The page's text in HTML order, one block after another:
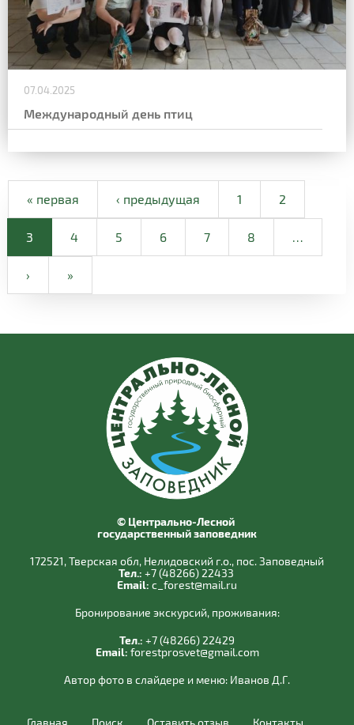
07.04.2025
Международный день птиц
« первая ‹ предыдущая 1 2
3 4 5 6 7 8
› »
© Центрально-Лесной
государственный заповедник
172521, Тверская обл, Нелидовский г.о., пос. Заповедный
Тел.: +7 (48266) 22433
Email: c_forest@mail.ru
Бронирование экскурсий, проживания:
Тел.: +7 (48266) 22429
Email: forestprosvet@gmail.com
Автор фото в слайдере и меню: Иванов Д.Г.
Главная Поиск Оставить отзыв Контакты